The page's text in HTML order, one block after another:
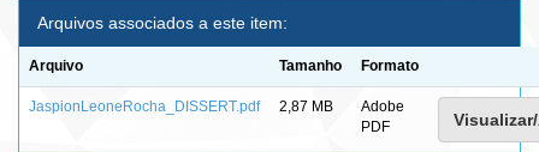
Arquivos associados a este item:
Arquivo Tamanho Formato
JaspionLeoneRocha_DISSERT.pdf 2,87 MB
Adobe
PDF